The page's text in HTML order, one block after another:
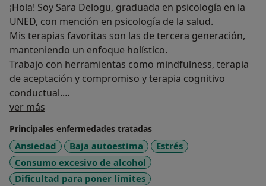
¡Hola! Soy Sara Delogu, graduada en psicología en la
UNED, con mención en psicología de la salud.
Mis terapias favoritas son las de tercera generación,
manteniendo un enfoque holístico.
Trabajo con herramientas como mindfulness, terapia
de aceptación y compromiso y terapia cognitivo
conductual.
Mi propósito es acompañarte en tu camino de
cuerpo y emociones, ayudándote a construir una vida
plena y alineada contigo.
Si quieres conocer más sobre mi trabajo o comenzar
este camino juntos, te invito a contactarme.
ver más
Principales enfermedades tratadas
Ansiedad Baja autoestima
Estrés
Consumo excesivo de alcohol
Dificultad para poner límites